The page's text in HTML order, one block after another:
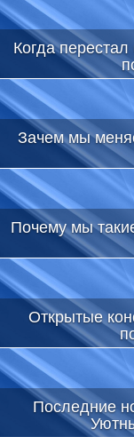
Когда
Зачем мы
Почему мы
Открытые
Последние